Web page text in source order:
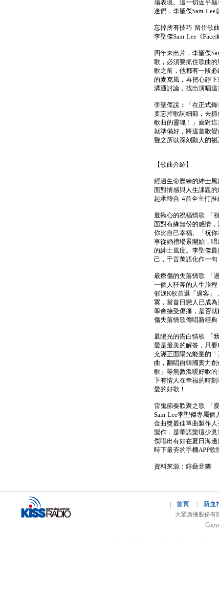
場表現。這一切近乎
迷們，李聖傑Sam
忘掉所有技巧 留住歌
李聖傑Sam Lee《
四年未出片，李聖傑
歌，必須要抓住歌曲的
歌之前，他都有一段
的麥克風，再把心靜
溝通討論，找出演唱
李聖傑說：「在正式
要忘掉歌詞細節，去
歌曲的靈魂！」面對
就準備好，將這首歌
聲之所以深刻動人的祕
【歌曲介紹】
經過生命歷練的紳士
面對情感與人生課題
起承轉合 4首全主打推
最揪心的祝福情歌 「
面對有緣無份的感情
你比自己幸福。「祝
事從婚禮場景開始，
的紳士風度。李聖傑
己，千言萬語化作一
最療傷的失落情歌 「
一個人狂奔的人生旅
催淚K歌首選「過客」
寞，當昔日戀人已成
學會接受傷痛，是否
傷失落情歌傳唱新經
最陽光的告白情歌 「
愛是最美的解答，只
充滿正面陽光能量的
曲，翻唱自韓國實力
歌」等無數溫暖好歌
下有情人在幸福的時
愛的好歌！
雷鬼節奏歡聚之歌 「
Sam Lee李聖傑專屬個
金曲獎最佳單曲製作
製作，是華語樂壇少
傑唱出有如在夏日海
時下最夯的手機APP
資料來源：錞藝音樂
首頁 新血
大眾廣播股份有